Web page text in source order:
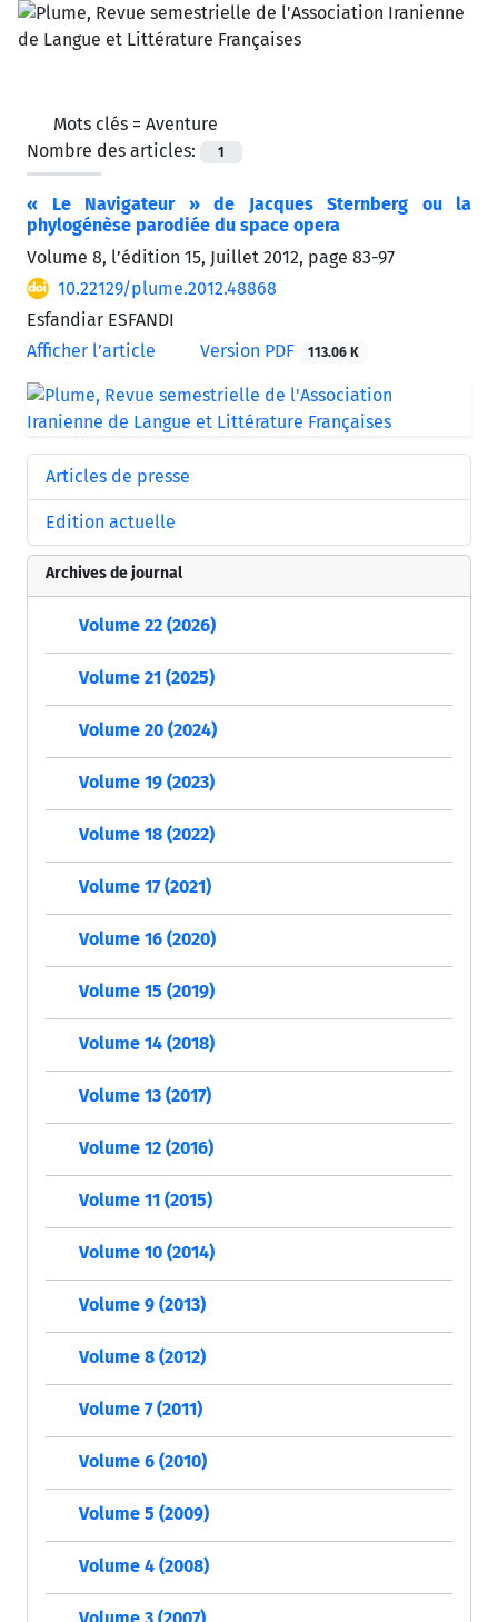
Mots clés = Aventure
Nombre des articles:
1
« Le Navigateur » de Jacques Sternberg ou la
phylogénèse parodiée du space opera
Volume 8, l’édition 15, Juillet 2012, page 83-97
10.22129/plume.2012.48868
Esfandiar ESFANDI
Afficher l’article
Version PDF 113.06 K
Articles de presse
Edition actuelle
Archives de journal
Volume 22 (2026)
Volume 21 (2025)
Volume 20 (2024)
Volume 19 (2023)
Volume 18 (2022)
Volume 17 (2021)
Volume 16 (2020)
Volume 15 (2019)
Volume 14 (2018)
Volume 13 (2017)
Volume 12 (2016)
Volume 11 (2015)
Volume 10 (2014)
Volume 9 (2013)
Volume 8 (2012)
Volume 7 (2011)
Volume 6 (2010)
Volume 5 (2009)
Volume 4 (2008)